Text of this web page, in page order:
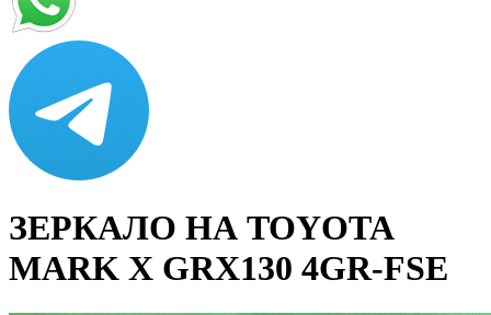
ЗЕРКАЛО НА TOYOTA
MARK X GRX130 4GR-FSE